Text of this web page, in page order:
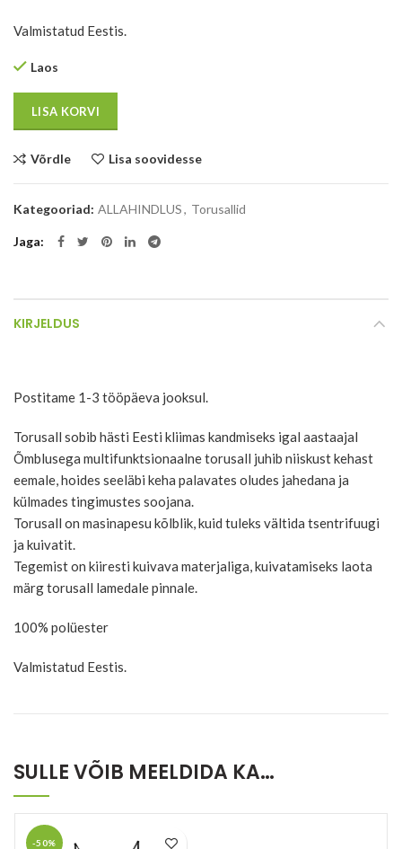
Valmistatud Eestis.
Laos
LISA KORVI
Võrdle Lisa soovidesse
Kategooriad: ALLAHINDLUS, Torusallid
Jaga
KIRJELDUS
Postitame 1-3 tööpäeva jooksul.
Torusall sobib hästi Eesti kliimas kandmiseks igal aastaajal
Õmblusega multifunktsionaalne torusall juhib niiskust kehast
eemale, hoides seeläbi keha palavates oludes jahedana ja
külmades tingimustes soojana.
Torusall on masinapesu kõlblik, kuid tuleks vältida tsentrifuugi
ja kuivatit.
Tegemist on kiiresti kuivava materjaliga, kuivatamiseks laota
märg torusall lamedale pinnale.
100% polüester
Valmistatud Eestis.
SULLE VÕIB MEELDIDA KA…
-50%